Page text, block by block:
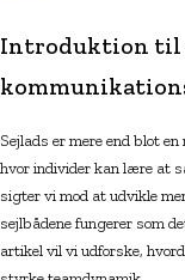
Introduktion til
Sejlads er mere end blot
hvor individer kan lære at
sigter vi mod at udvikle
sejlbådene fungerer som
artikel vil vi udforske,